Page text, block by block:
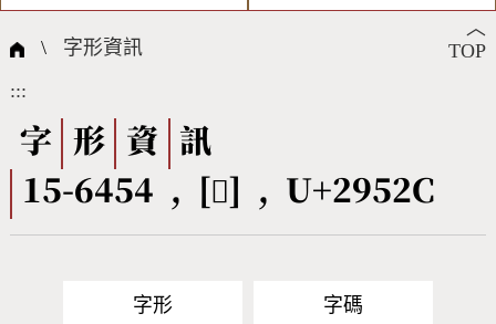
國際字碼相關組織
筆畫查詢
筆順序查詢
CNS查詢 Unicode查詢
全字庫授權 轉碼Web Service
個人電腦造字處理工具
字形下載
問題集
熱門查詢統計
︿
TOP
\ 字形資訊
:::
字 形 資
訊
15-6454 , [𩔬] , U+2952C
字形 字碼